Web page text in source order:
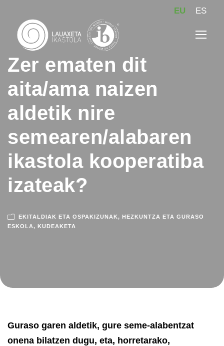
EU ES
Zer ematen dit
aita/ama naizen
aldetik nire
semearen/alabaren
ikastola kooperatiba
izateak?
EKITALDIAK ETA OSPAKIZUNAK, HEZKUNTZA ETA GURASO
ESKOLA, KUDEAKETA
Guraso garen aldetik, gure seme-alabentzat
onena bilatzen dugu, eta, horretarako,